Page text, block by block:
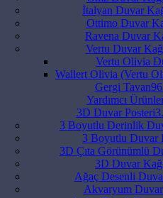
İtalyan Duvar
Ottimo Duvar
Ravena Duvar
Vertu Duvar
Vertu Olivia
Wallert Olivia (Vertu
Gergi Tavan
Yardımcı
3D Duvar Posteri
3 Boyutlu Derinlik
3 Boyutlu Duvar
3D Çıta Görünümlü
3D Duvar
Ağaç Desenli
Akvaryum Duvar